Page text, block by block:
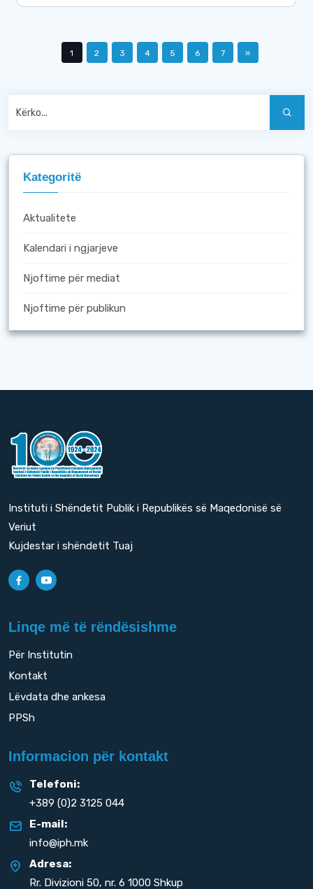
1 2 3 4 5 6 7 »
Kategoritë
Aktualitete
Kalendari i ngjarjeve
Njoftime për mediat
Njoftime për publikun
Instituti i Shëndetit Publik i Republikës së Maqedonisë së
Veriut
Kujdestar i shëndetit Tuaj
Linqe më të rëndësishme
Për Institutin
Kontakt
Lëvdata dhe ankesa
PPSh
Informacion për kontakt
Telefoni:
+389 (0)2 3125 044
E-mail:
info@iph.mk
Adresa:
Rr. Divizioni 50, nr. 6 1000 Shkup